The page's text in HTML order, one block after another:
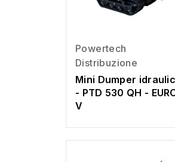
Powertech
Distribuzione
Mini Dumper
- PTD 530 QH -
V